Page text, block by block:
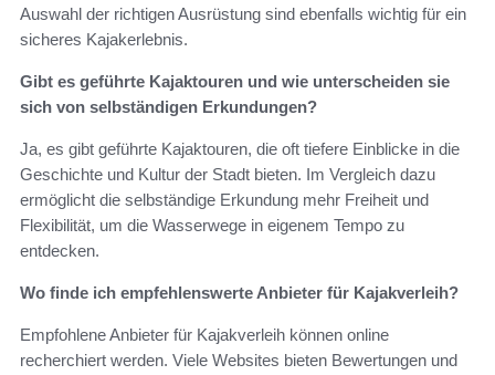
Auswahl der richtigen Ausrüstung sind ebenfalls wichtig für ein
sicheres Kajakerlebnis.
Gibt es geführte Kajaktouren und wie unterscheiden sie
sich von selbständigen Erkundungen?
Ja, es gibt geführte Kajaktouren, die oft tiefere Einblicke in die
Geschichte und Kultur der Stadt bieten. Im Vergleich dazu
ermöglicht die selbständige Erkundung mehr Freiheit und
Flexibilität, um die Wasserwege in eigenem Tempo zu
entdecken.
Wo finde ich empfehlenswerte Anbieter für Kajakverleih?
Empfohlene Anbieter für Kajakverleih können online
recherchiert werden. Viele Websites bieten Bewertungen und